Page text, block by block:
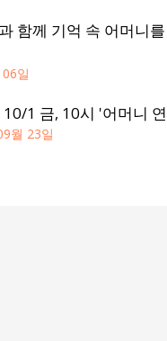
함께 기억 속 어머니
일
1 금, 10시 '어머니
월 23일